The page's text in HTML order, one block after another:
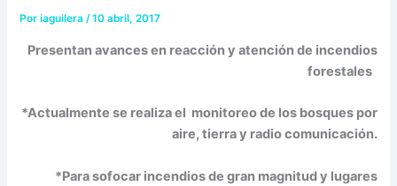
Poriaguilera/10 abril, 2017
Presentan avances en reacción y atención de incendios
forestales
*Actualmente se realiza el monitoreo de los bosques por
aire, tierra y radio comunicación.
*Para sofocar incendios de gran magnitud y lugares